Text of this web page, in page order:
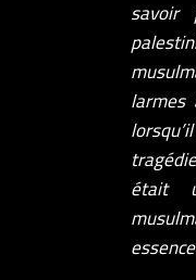
larmes
était